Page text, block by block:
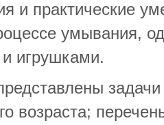
и практические
умывания,
игрушками.
возраста;